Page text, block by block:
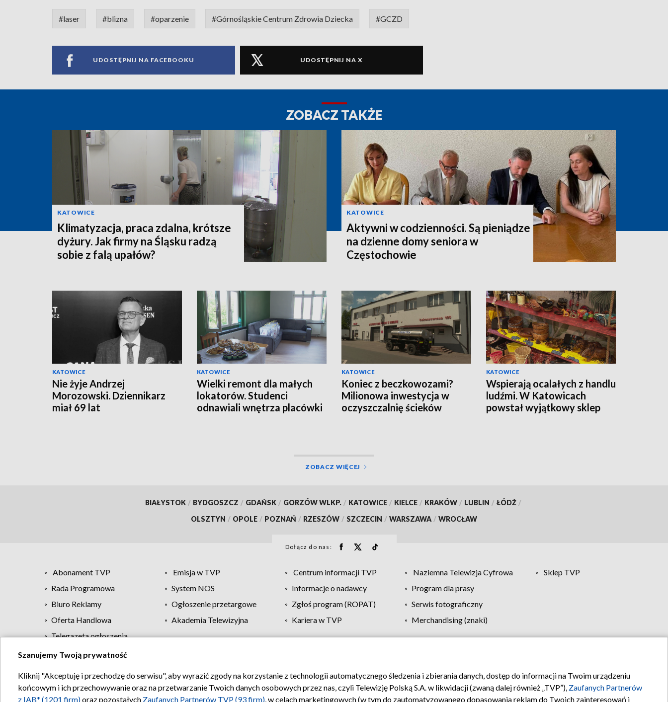
#laser #blizna #oparzenie #Górnośląskie Centrum Zdrowia Dziecka #GCZD
UDOSTĘPNIJ NA FACEBOOKU UDOSTĘPNIJ NA X
ZOBACZ TAKŻE
KATOWICE
Klimatyzacja, praca zdalna, krótsze
dyżury. Jak firmy na Śląsku radzą
sobie z falą upałów?
KATOWICE
Aktywni w codzienności. Są pieniądze
na dzienne domy seniora w
Częstochowie
KATOWICE
Nie żyje Andrzej
Morozowski. Dziennikarz
miał 69 lat
KATOWICE
Wielki remont dla małych
lokatorów. Studenci
odnawiali wnętrza placówki
KATOWICE
Koniec z beczkowozami?
Milionowa inwestycja w
oczyszczalnię ścieków
KATOWICE
Wspierają ocalałych z handlu
ludźmi. W Katowicach
powstał wyjątkowy sklep
ZOBACZ WIĘCEJ
BIAŁYSTOK / BYDGOSZCZ / GDAŃSK / GORZÓW WLKP. / KATOWICE / KIELCE / KRAKÓW / LUBLIN / ŁÓDŹ /
OLSZTYN / OPOLE / POZNAŃ / RZESZÓW / SZCZECIN / WARSZAWA / WROCŁAW
Dołącz do nas:
Abonament TVP Emisja w TVP Centrum informacji TVP Naziemna Telewizja Cyfrowa
Sklep TVP
Rada Programowa
System NOS Informacje o nadawcy
Program dla prasy
Biuro Reklamy
Ogłoszenie przetargowe Zgłoś program (ROPAT)
Serwis fotograficzny
Oferta Handlowa
Akademia Telewizyjna Kariera w TVP
Merchandising (znaki)
Telegazeta ogłoszenia
Regulamin TVP Polityka prywatności Moje zgody Pomoc Biuro reklamy Kontakt
Szanujemy Twoją prywatność
Kliknij "Akceptuję i przechodzę do serwisu", aby wyrazić zgody na korzystanie z technologii automatycznego śledzenia i zbierania danych, dostęp do informacji na Twoim urządzeniu
końcowym i ich przechowywanie oraz na przetwarzanie Twoich danych osobowych przez nas, czyli Telewizję Polską S.A. w likwidacji (zwaną dalej również „TVP”), Zaufanych Partnerów
z IAB* (1201 firm)oraz pozostałych Zaufanych Partnerów TVP (93 firm), w celach marketingowych (w tym do zautomatyzowanego dopasowania reklam do Twoich zainteresowań i